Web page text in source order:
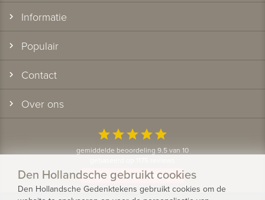
Informatie
Populair
Contact
Over ons
starstarstarstarstar
gemiddelde beoordeling 9.5 van 10
Bekijk alle klantervaringen
Den Hollandsche gebruikt cookies
Den Hollandsche Gedenktekens gebruikt cookies om de